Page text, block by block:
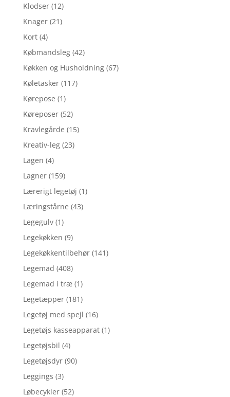
Klodser (12)
Knager (21)
Kort (4)
Købmandsleg (42)
Køkken og Husholdning (67)
Køletasker (117)
Kørepose (1)
Køreposer (52)
Kravlegårde (15)
Kreativ-leg (23)
Lagen (4)
Lagner (159)
Lærerigt legetøj (1)
Læringstårne (43)
Legegulv (1)
Legekøkken (9)
Legekøkkentilbehør (141)
Legemad (408)
Legemad i træ (1)
Legetæpper (181)
Legetøj med spejl (16)
Legetøjs kasseapparat (1)
Legetøjsbil (4)
Legetøjsdyr (90)
Leggings (3)
Løbecykler (52)